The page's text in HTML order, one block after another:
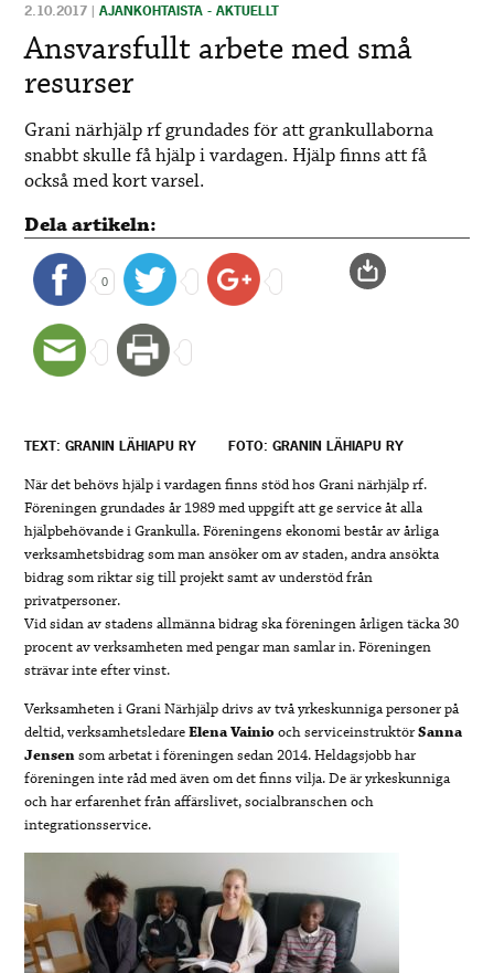
2.10.2017 |AJANKOHTAISTA - AKTUELLT
Ansvarsfullt arbete med små
resurser
Grani närhjälp rf grundades för att grankullaborna
snabbt skulle få hjälp i vardagen. Hjälp finns att få
också med kort varsel.
Dela artikeln:
0
TEXT: GRANIN LÄHIAPU RY FOTO: GRANIN LÄHIAPU RY
När det behövs hjälp i vardagen finns stöd hos Grani närhjälp rf.
Föreningen grundades år 1989 med uppgift att ge service åt alla
hjälpbehövande i Grankulla. Föreningens ekonomi består av årliga
verksamhetsbidrag som man ansöker om av staden, andra ansökta
bidrag som riktar sig till projekt samt av understöd från
privatpersoner.
Vid sidan av stadens allmänna bidrag ska föreningen årligen täcka 30
procent av verksamheten med pengar man samlar in. Föreningen
strävar inte efter vinst.
Verksamheten i Grani Närhjälp drivs av två yrkeskunniga personer på
deltid, verksamhetsledareElena Vainiooch serviceinstruktörSanna
Jensensom arbetat i föreningen sedan 2014. Heldagsjobb har
föreningen inte råd med även om det finns vilja. De är yrkeskunniga
och har erfarenhet från affärslivet, socialbranschen och
integrationsservice.